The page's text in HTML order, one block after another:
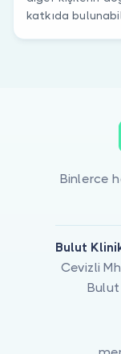
katkıda
Binlerce
Bulut
Cevizli